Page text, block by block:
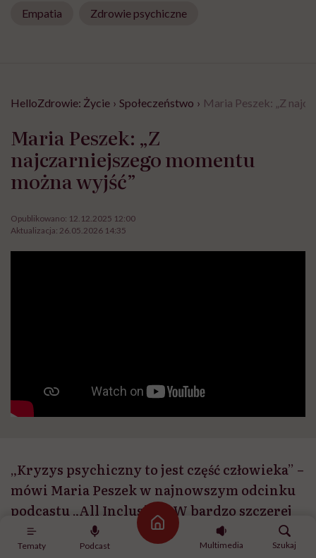
Tematy Podcast
Strona główna
Multimedia
Szukaj
Empatia Zdrowie psychiczne
HelloZdrowie: Życie › Społeczeństwo › Maria Peszek: „Z
Maria Peszek: „Z
najczarniejszego momentu
można wyjść”
Opublikowano: 12.12.2025 12:00
Aktualizacja: 26.05.2026 14:35
„Kryzys psychiczny to jest część człowieka” –
mówi Maria Peszek w najnowszym odcinku
podcastu „All Inclusive”. W bardzo szczerej
rozmowie z Ane Piżl opowiada o tym, w jaki
sposób sama wyszła z „najstraszliwszego i